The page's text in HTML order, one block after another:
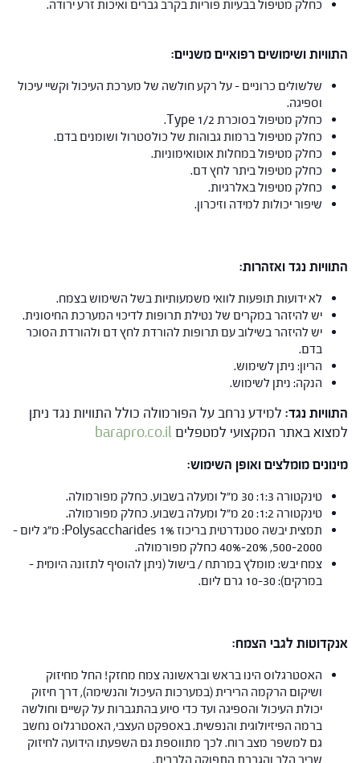
כחלק מטיפול בבעיות פוריות בקרב גברים ואיכות זרע ירודה.
התוויות ושימושים רפואיים משניים:
שלשולים כרוניים – על רקע חולשה של מערכת העיכול וקשיי עיכול
וספיגה.
כחלק מטיפול בסוכרת Type 1/2.
כחלק מטיפול ברמות גבוהות של כולסטרול ושומנים בדם.
כחלק מטיפול במחלות אוטואימוניות.
כחלק מטיפול ביתר לחץ דם.
כחלק מטיפול באלרגיות.
שיפור יכולות למידה וזיכרון.
התוויות נגד ואזהרות:
לא ידועות תופעות לוואי משמעותיות בשל השימוש בצמח.
יש להיזהר במקרים של נטילת תרופות לדיכוי המערכת החיסונית.
יש להיזהר בשילוב עם תרופות להורדת לחץ דם ולהורדת הסוכר
בדם.
הריון: ניתן לשימוש.
הנקה: ניתן לשימוש.
התוויות נגד: למידע נרחב על הפורמולה כולל התוויות נגד ניתן
למצוא באתר המקצועי למטפליםbarapro.co.il
מינונים מומלצים ואופן השימוש:
טינקטורה 1:3: 30 מ"ל ומעלה בשבוע. כחלק מפורמולה.
טינקטורה 1:2: 20 מ"ל ומעלה בשבוע. כחלק מפורמולה.
תמצית יבשה סטנדרטית בריכוז Polysaccharides 1%: מ"ג ליום –
500-2000, 20%-40% כחלק מפורמולה.
צמח יבש: מומלץ במרתח / בישול (ניתן להוסיף לתזונה היומית –
במרקים): 10-30 גרם ליום.
אנקדוטות לגבי הצמח:
האסטרגלוס הינו בראש ובראשונה צמח מחזק! החל מחיזוק
ושיקום הרקמה הרירית (במערכות העיכול והנשימה), דרך חיזוק
יכולת העיכול והספיגה ועד כדי סיוע בהתגברות על קשיים וחולשה
ברמה הפיזיולוגית והנפשית. באספקט העצבי, האסטרגלוס נחשב
גם למשפר מצב רוח. לכך מתווספת גם השפעתו הידועה לחיזוק
שריר הלב והגברת התפוקה הלבבית.